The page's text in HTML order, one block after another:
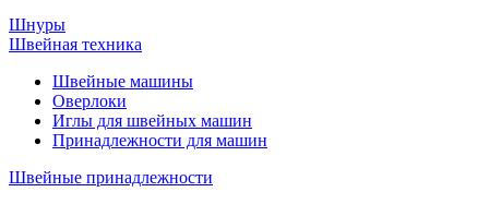
Шнуры
Швейная техника
Швейные машины
Оверлоки
Иглы для швейных машин
Принадлежности для машин
Швейные принадлежности